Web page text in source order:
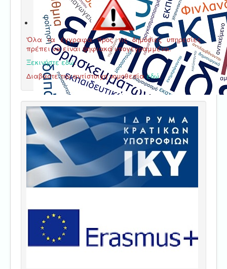
'Ολα τα έγγραφα προς τις δημόσιες υπηρεσίες
πρέπει να είναι ψηφιακά υπογεγραμμένα.
Ξεκινήστε εδώ.
Διαβάστε την αντίστοιχη νομοθεσίαεδώ.